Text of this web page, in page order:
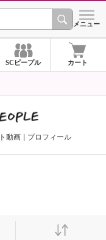
シメニュー
SCピープル カート
動画 プロフィール